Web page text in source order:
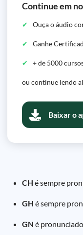
Continue em
Ouça o áudio
Ganhe
+ de 5000
ou continue lendo
Baixar o
CH é sempre
GH é sempre
GN é